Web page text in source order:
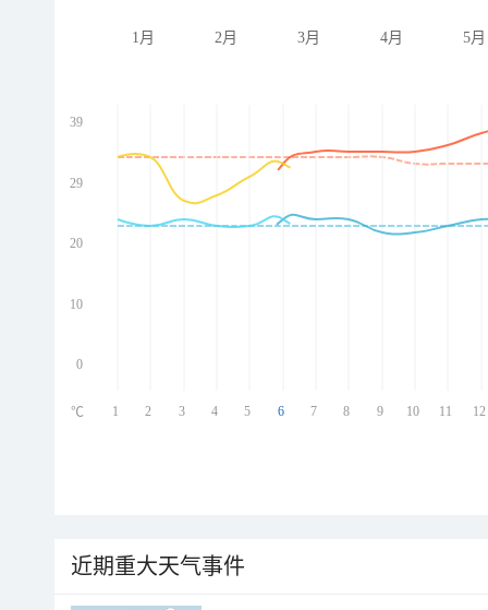
1月 2月 3月 4月 5月
39
29
20
10
0
1 2 3 4 5 6 7 8 9 10 11 12
℃
近期重大天气事件